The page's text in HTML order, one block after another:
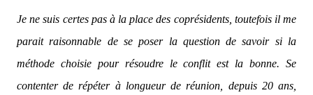
Je ne suis certes pas à la place des coprésidents, toutefois il me
parait raisonnable de se poser la question de savoir si la
méthode choisie pour résoudre le conflit est la bonne. Se
contenter de répéter à longueur de réunion, depuis 20 ans,